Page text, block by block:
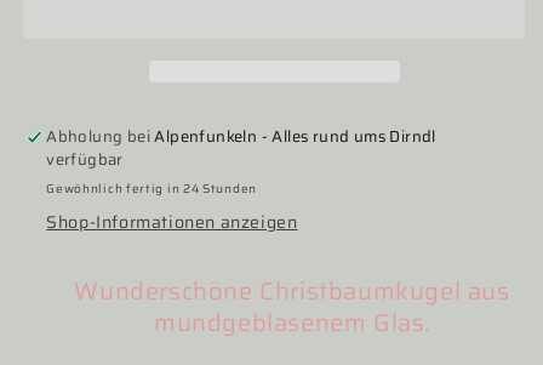
Abholung beiAlpenfunkeln - Alles rund ums Dirndl
verfügbar
Gewöhnlich fertig in 24 Stunden
Shop-Informationen anzeigen
Wunderschöne Christbaumkugel aus
mundgeblasenem Glas.